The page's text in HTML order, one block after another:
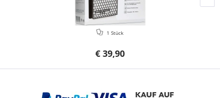
€ 39,90
1 Stück